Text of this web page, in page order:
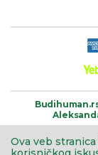
Ova veb